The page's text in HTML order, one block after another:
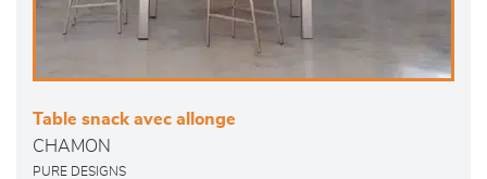
Table snack avec allonge
CHAMON
PURE DESIGNS